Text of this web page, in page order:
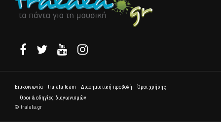
Επικοινωνία tralala team Διαφημιστική προβολή
Όροι χρήσης
Όροι & οδηγίες διαγωνισμών
© tralala.gr